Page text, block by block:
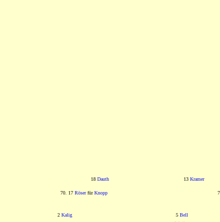
18 Dauth 13 Kramer
70. 17 RöserfürKnopp
2 Kalig 5 Bell